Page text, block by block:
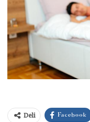
Deli Facebook